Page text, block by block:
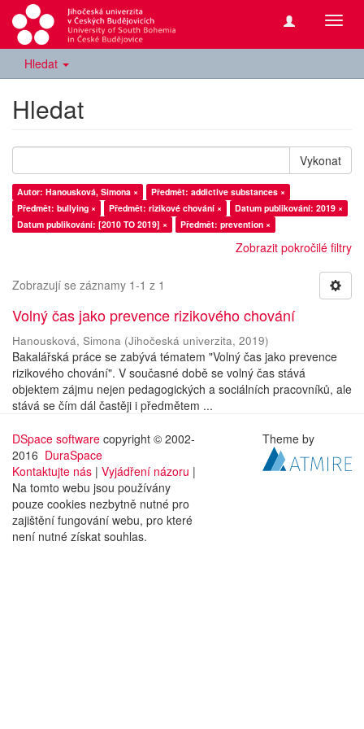
Hledat
Hledat
Vykonat
Autor: Hanousková, Simona ×
Předmět: addictive substances ×
Předmět: bullying ×
Předmět: rizikové chování ×
Datum publikování: 2019 ×
Datum publikování: [2010 TO 2019] ×
Předmět: prevention ×
Zobrazit pokročilé filtry
Zobrazují se záznamy 1-1 z 1
Volný čas jako prevence rizikového chování
Hanousková, Simona (Jihočeská univerzita, 2019)
Bakalářská práce se zabývá tématem "Volný čas jako prevence
rizikového chování". V současné době se volný čas stává
objektem zájmu nejen pedagogických a sociálních pracovníků, ale
stává se čím dál častěji i předmětem ...
DSpace software copyright © 2002-
2016 DuraSpace
Kontaktujte nás | Vyjádření názoru |
Na tomto webu jsou používány
pouze cookies nezbytně nutné pro
zajištění fungování webu, pro které
není nutné získat souhlas.
Theme by